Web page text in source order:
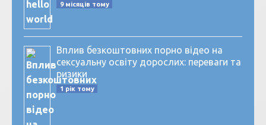
9 місяців тому
Вплив безкоштовних порно відео на
сексуальну освіту дорослих: переваги та
ризики
1 рік тому